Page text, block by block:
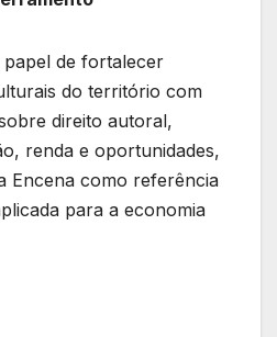
de fortalecer
do território com
direito autoral,
renda e oportunidades,
Encena como referência
para a economia